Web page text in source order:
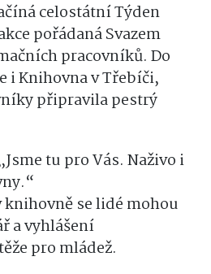
celostátní Týden
pořádaná Svazem
pracovníků. Do
i Knihovna v Třebíči,
připravila pestrý
tu pro Vás. Naživo i
se lidé mohou
a vyhlášení
pro mládež.